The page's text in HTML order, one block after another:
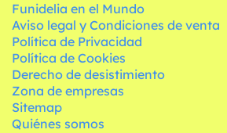
Funidelia en el Mundo
Aviso legal y Condiciones de venta
Política de Privacidad
Política de Cookies
Derecho de desistimiento
Zona de empresas
Sitemap
Quiénes somos